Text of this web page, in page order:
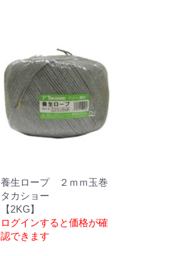
養生ロープ ２ｍｍ玉巻
タカショー
【2KG】
ログインすると価格が確
認できます